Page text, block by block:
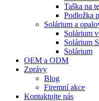
Taška na
Podložka
Solárium a
Solárium
Solárium
Solárium
OEM a ODM
Zprávy
Blog
Firemní akce
Kontaktujte nás